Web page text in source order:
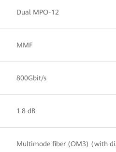
Dual MPO-12
MMF
800Gbit/s
1.8 dB
Multimode fiber (OM3) (with